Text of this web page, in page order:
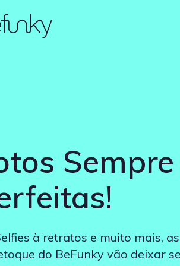
para
fotos
Combine vários fotos em
uma com um layout de
do BeFunky Aprenda tudo que pode
fazer com o BeFunky
Sempre
à retratos e muito mais,
do BeFunky vão deixar